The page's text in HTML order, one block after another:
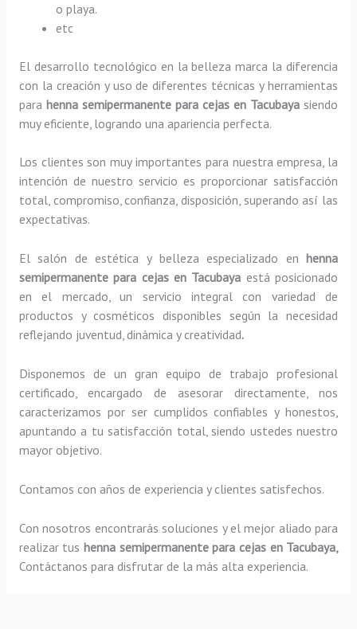
o playa.
etc
El desarrollo tecnológico en la belleza marca la diferencia
con la creación y uso de diferentes técnicas y herramientas
para henna semipermanente para cejas en Tacubaya siendo
muy eficiente, logrando una apariencia perfecta.
Los clientes son muy importantes para nuestra empresa, la
intención de nuestro servicio es proporcionar satisfacción
total, compromiso, confianza, disposición, superando así las
expectativas.
El salón de estética y belleza especializado enhenna
semipermanente para cejasen Tacubaya está posicionado
en el mercado, un servicio integral con variedad de
productos y cosméticos disponibles según la necesidad
reflejando juventud, dinámica y creatividad.
Disponemos de un gran equipo de trabajo profesional
certificado, encargado de asesorar directamente, nos
caracterizamos por ser cumplidos confiables y honestos,
apuntando a tu satisfacción total, siendo ustedes nuestro
mayor objetivo.
Contamos con años de experiencia y clientes satisfechos.
Con nosotros encontrarás soluciones y el mejor aliado para
realizar tushenna semipermanente para cejas en Tacubaya,
Contáctanos para disfrutar de la más alta experiencia.